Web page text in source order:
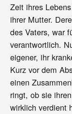
Zeit ihres
ihrer Mutter.
des Vaters, war
verantwortlich.
eigener, ihr
Kurz vor dem
einen
ringt, ob sie
wirklich verdient